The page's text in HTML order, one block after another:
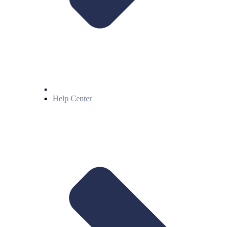
Help Center